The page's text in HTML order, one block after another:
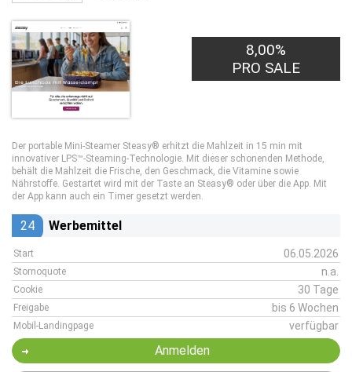
8,00%
PRO SALE
Der portable Mini-Steamer Steasy® erhitzt die Mahlzeit in 15 min mit
innovativer LPS™-Steaming-Technologie. Mit dieser schonenden Methode,
behält die Mahlzeit die Frische, den Geschmack, die Vitamine sowie
Nährstoffe. Gestartet wird mit der Taste an Steasy® oder über die App. Mit
der App kann auch ein Timer gesetzt werden.
24 Werbemittel
Start 06.05.2026
Stornoquote n.a.
Cookie 30 Tage
Freigabe bis 6 Wochen
Mobil-Landingpage verfügbar
Anmelden